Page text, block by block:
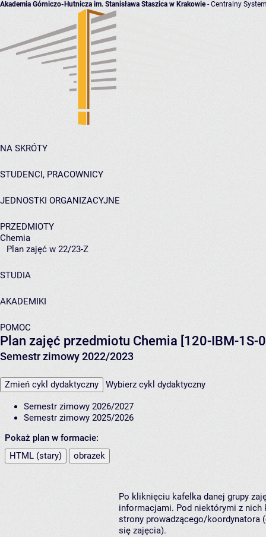
Akademia Górniczo-Hutnicza im. Stanisława Staszica w Krakowie- Centralny
NA SKRÓTY
STUDENCI, PRACOWNICY
JEDNOSTKI ORGANIZACYJNE
PRZEDMIOTY
Chemia
Plan zajęć w 22/23-Z
STUDIA
AKADEMIKI
POMOC
Plan zajęć przedmiotu Chemia [120-IBM-1S-
Semestr zimowy 2022/2023
Zmień cykl dydaktyczny Wybierz cykl dydaktyczny
Semestr zimowy 2026/2027
Semestr zimowy 2025/2026
Pokaż plan w formacie:
HTML (stary)
obrazek
Po kliknięciu kafelka danej grupy
informacjami. Pod niektórymi z nich
strony prowadzącego/koordynatora
się zajęcia).